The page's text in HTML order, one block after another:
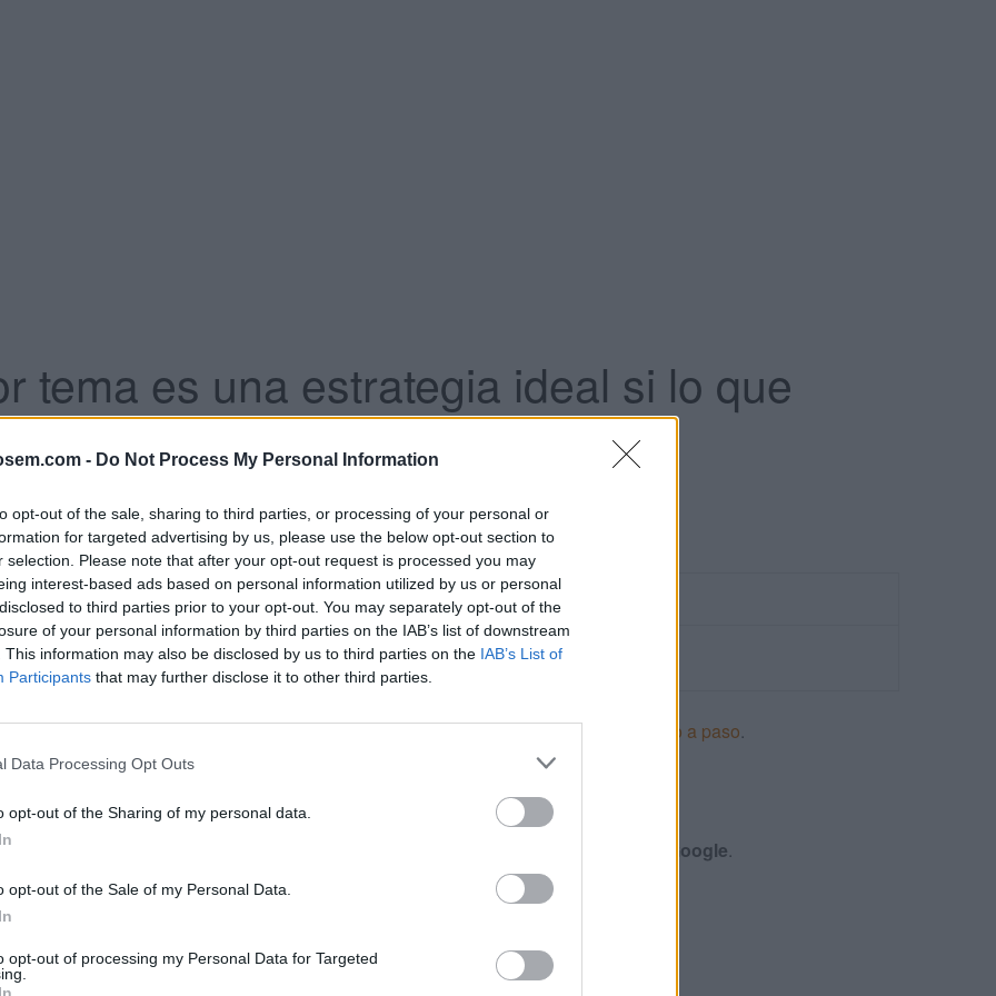
- Do Not Process My Personal Information
opt-out of the sale, sharing to third parties, or processing of your personal or
for targeted advertising by us, please use the below opt-out section to
selection. Please note that after your opt-out request is processed you may
interest-based ads based on personal information utilized by us or personal
to third parties prior to your opt-out. You may separately opt-out of the
of your personal information by third parties on the IAB’s list of downstream
This information may also be disclosed by us to third parties on the IAB’s List of
Participants that may further disclose it to other third parties.
Data Processing Opt Outs
opt-out of the Sharing of my personal data.
opt-out of the Sale of my Personal Data.
opt-out of processing my Personal Data for Targeted
tema es una estrategia ideal si lo que
sus objetivos de coste por adquisición son estrictos
sus anuncios
sus anuncios
Ads, te será útil laGuía para crear una campaña de anuncios en Adwords paso a paso.
de publicidad de Display Google.
100 PREGUNTAS Y RESPUESTAS DE LA EVALUACIÓN DE PUBLICIDAD DE DISPLAY